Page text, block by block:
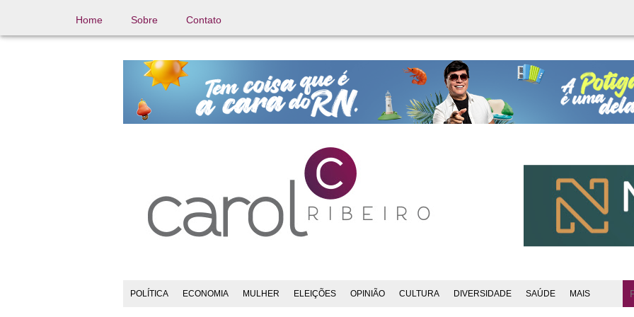
Home Sobre Contato
POLÍTICA ECONOMIA MULHER ELEIÇÕES OPINIÃO CULTURA DIVERSIDADE SAÚDE MAIS